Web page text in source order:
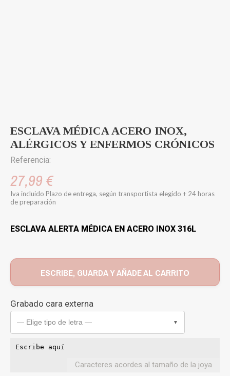
ESCLAVA MÉDICA ACERO INOX,
ALÉRGICOS Y ENFERMOS CRÓNICOS
Referencia:
27,99 €
Iva incluido Plazo de entrega, según transportista elegido + 24 horas
de preparación
ESCLAVA ALERTA MÉDICA EN ACERO INOX 316L
ESCRIBE, GUARDA Y AÑADE AL CARRITO
Grabado cara externa
— Elige tipo de letra — ▼
Caracteres acordes al tamaño de la joya